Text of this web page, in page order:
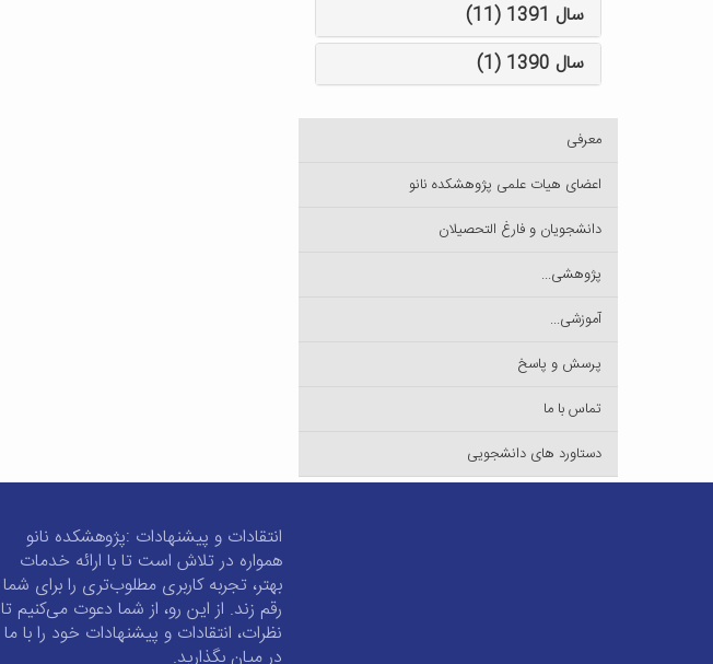
سال 1391 (11)
سال 1390 (1)
معرفی
اعضای هیات علمی پژوهشکده نانو
دانشجویان و فارغ التحصیلان
پژوهشی...
آموزشی...
پرسش و پاسخ
تماس با ما
دستاورد های دانشجویی
انتقادات و پیشنهادات :پژوهشکده نانو
همواره در تلاش است تا با ارائه خدمات
بهتر، تجربه کاربری مطلوب‌تری را برای شما
رقم زند. از این رو، از شما دعوت می‌کنیم تا
نظرات، انتقادات و پیشنهادات خود را با ما
در میان بگذارید.